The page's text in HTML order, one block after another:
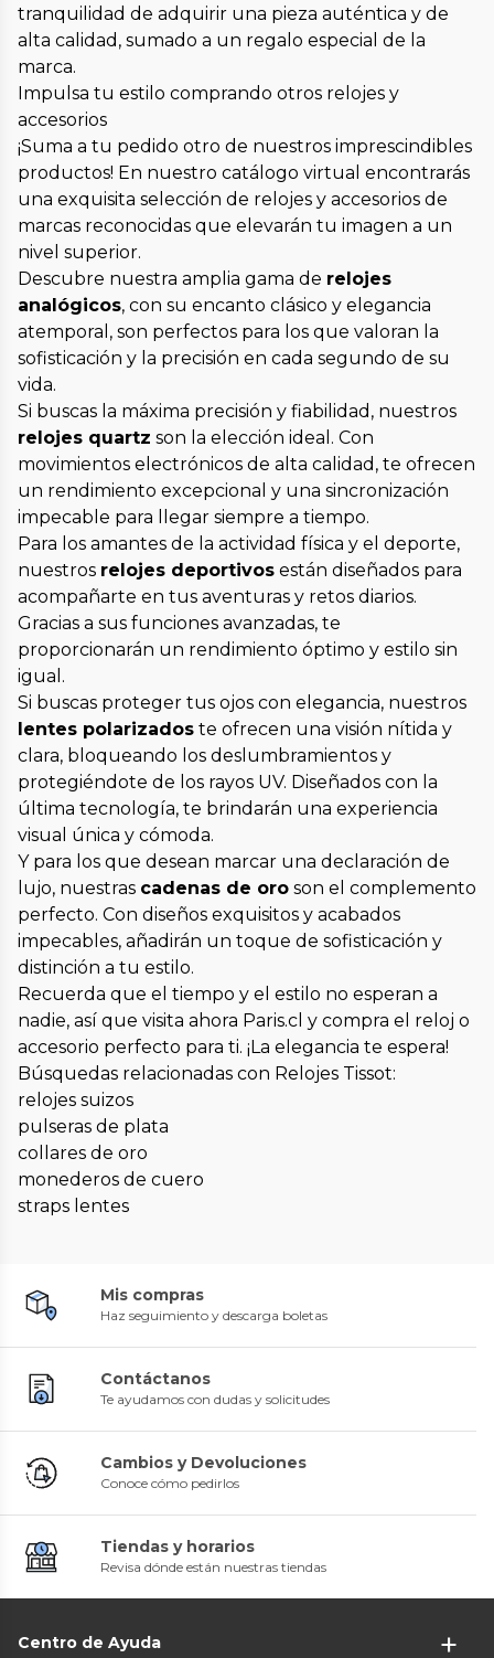
tranquilidad de adquirir una pieza auténtica y de
alta calidad, sumado a un regalo especial de la
marca.
Impulsa tu estilo comprando otros relojes y
accesorios
¡Suma a tu pedido otro de nuestros imprescindibles
productos! En nuestro catálogo virtual encontrarás
una exquisita selección de relojes y accesorios de
marcas reconocidas que elevarán tu imagen a un
nivel superior.
Descubre nuestra amplia gama de relojes
analógicos, con su encanto clásico y elegancia
atemporal, son perfectos para los que valoran la
sofisticación y la precisión en cada segundo de su
vida.
Si buscas la máxima precisión y fiabilidad, nuestros
relojes quartz son la elección ideal. Con
movimientos electrónicos de alta calidad, te ofrecen
un rendimiento excepcional y una sincronización
impecable para llegar siempre a tiempo.
Para los amantes de la actividad física y el deporte,
nuestros relojes deportivos están diseñados para
acompañarte en tus aventuras y retos diarios.
Gracias a sus funciones avanzadas, te
proporcionarán un rendimiento óptimo y estilo sin
igual.
Si buscas proteger tus ojos con elegancia, nuestros
lentes polarizados te ofrecen una visión nítida y
clara, bloqueando los deslumbramientos y
protegiéndote de los rayos UV. Diseñados con la
última tecnología, te brindarán una experiencia
visual única y cómoda.
Y para los que desean marcar una declaración de
lujo, nuestras cadenas de oro son el complemento
perfecto. Con diseños exquisitos y acabados
impecables, añadirán un toque de sofisticación y
distinción a tu estilo.
Recuerda que el tiempo y el estilo no esperan a
nadie, así que visita ahora Paris.cl y compra el reloj o
accesorio perfecto para ti. ¡La elegancia te espera!
Búsquedas relacionadas con Relojes Tissot:
relojes suizos
pulseras de plata
collares de oro
monederos de cuero
straps lentes
Mis compras
Haz seguimiento y descarga boletas
Contáctanos
Te ayudamos con dudas y solicitudes
Cambios y Devoluciones
Conoce cómo pedirlos
Tiendas y horarios
Revisa dónde están nuestras tiendas
Centro de Ayuda